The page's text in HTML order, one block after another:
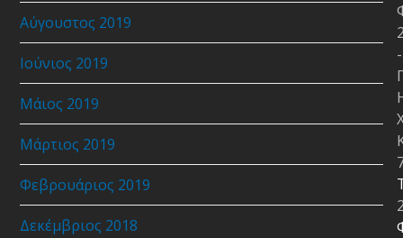
Αύγουστος 2019
Ιούνιος 2019
Μάιος 2019
Μάρτιος 2019
Φεβρουάριος 2019
Δεκέμβριος 2018
-